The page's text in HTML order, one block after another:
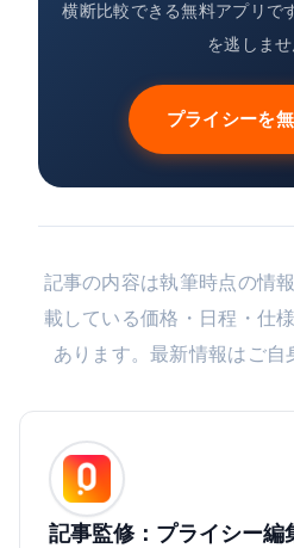
横断比較できる無料アプリで
を逃しませ
プライシーを
記事の内容は執筆時点の情
載している価格・日程・仕
あります。最新情報はご自
記事監修：プライシー編